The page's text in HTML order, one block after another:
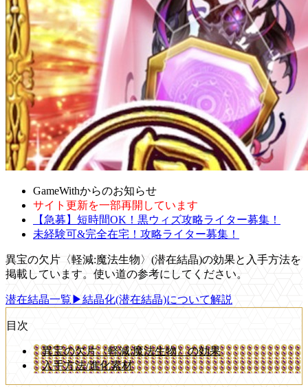
GameWithからのお知らせ
サイト更新を一部再開しています
【急募】短時間OK！黒ウィズ攻略ライター募集！
未経験可&完全在宅！攻略ライター募集！
異宝の欠片〈軽減:魔法生物〉(潜在結晶)の効果と入手方法を
掲載しています。使い道の参考にしてください。
潜在結晶一覧 ▶結晶化(潜在結晶)について解説
目次
異宝の欠片〈軽減:魔法生物〉の効果
入手方法/進化素材